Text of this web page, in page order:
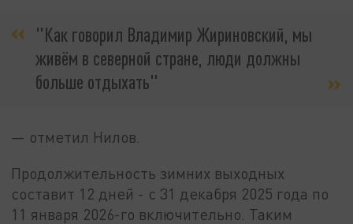
"Как говорил Владимир Жириновский, мы
живём в северной стране, люди должны
больше отдыхать"
— отметил Нилов.
Продолжительность зимних выходных
составит 12 дней - с 31 декабря 2025 года по
11 января 2026-го включительно. Таким